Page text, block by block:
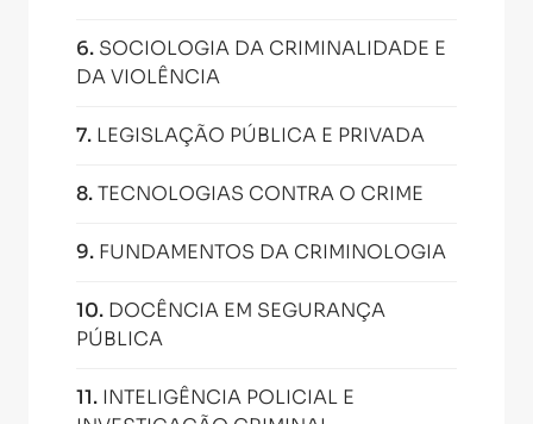
6. SOCIOLOGIA DA CRIMINALIDADE E
DA VIOLÊNCIA
7. LEGISLAÇÃO PÚBLICA E PRIVADA
8.TECNOLOGIAS CONTRA O CRIME
9. FUNDAMENTOS DA CRIMINOLOGIA
10. DOCÊNCIA EM SEGURANÇA
PÚBLICA
11. INTELIGÊNCIA POLICIAL E